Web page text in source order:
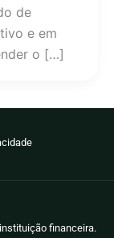
de
e em
o […]
financeira.